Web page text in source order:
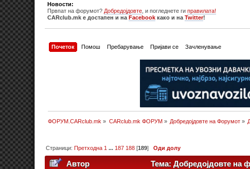
Новости:
Првпат на форумот? Добредојдовте , и погледнете гиправилата!
CARclub.mk е достапен и наFacebook како и наTwitter!
Почеток Помош Пребарување Пријави се Зачленување
ФОРУМ.CARclub.mk » CARclub.mk ФОРУМ» Добредојдовте на Форумот »
Страници:Претходна 1 ... 187 188 [189]Оди долу
Автор Тема: Добредојдовте на